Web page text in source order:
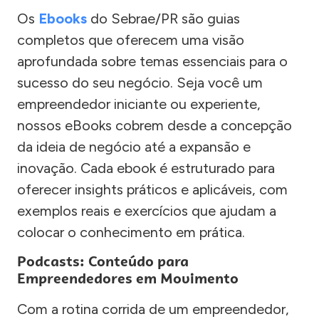
Os Ebooks do Sebrae/PR são guias
completos que oferecem uma visão
aprofundada sobre temas essenciais para o
sucesso do seu negócio. Seja você um
empreendedor iniciante ou experiente,
nossos eBooks cobrem desde a concepção
da ideia de negócio até a expansão e
inovação. Cada ebook é estruturado para
oferecer insights práticos e aplicáveis, com
exemplos reais e exercícios que ajudam a
colocar o conhecimento em prática.
Podcasts: Conteúdo para
Empreendedores em Movimento
Com a rotina corrida de um empreendedor,